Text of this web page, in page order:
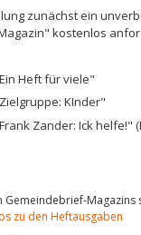
zunächst ein
kostenlos
Heft für viele"
KInder"
Zander: Ick helfe!"
Magazins
zu den Heftausgaben